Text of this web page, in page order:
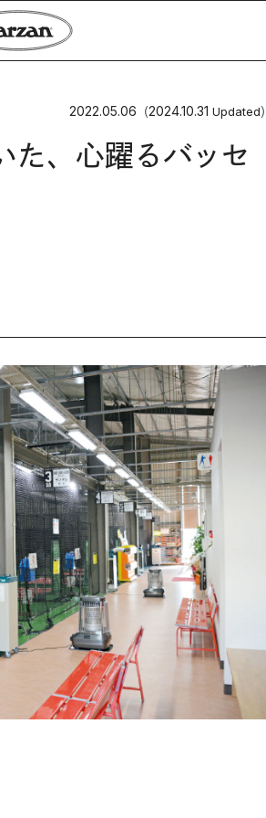
2022.05.06 （2024.10.31 Updated）
た、心躍るバッセ